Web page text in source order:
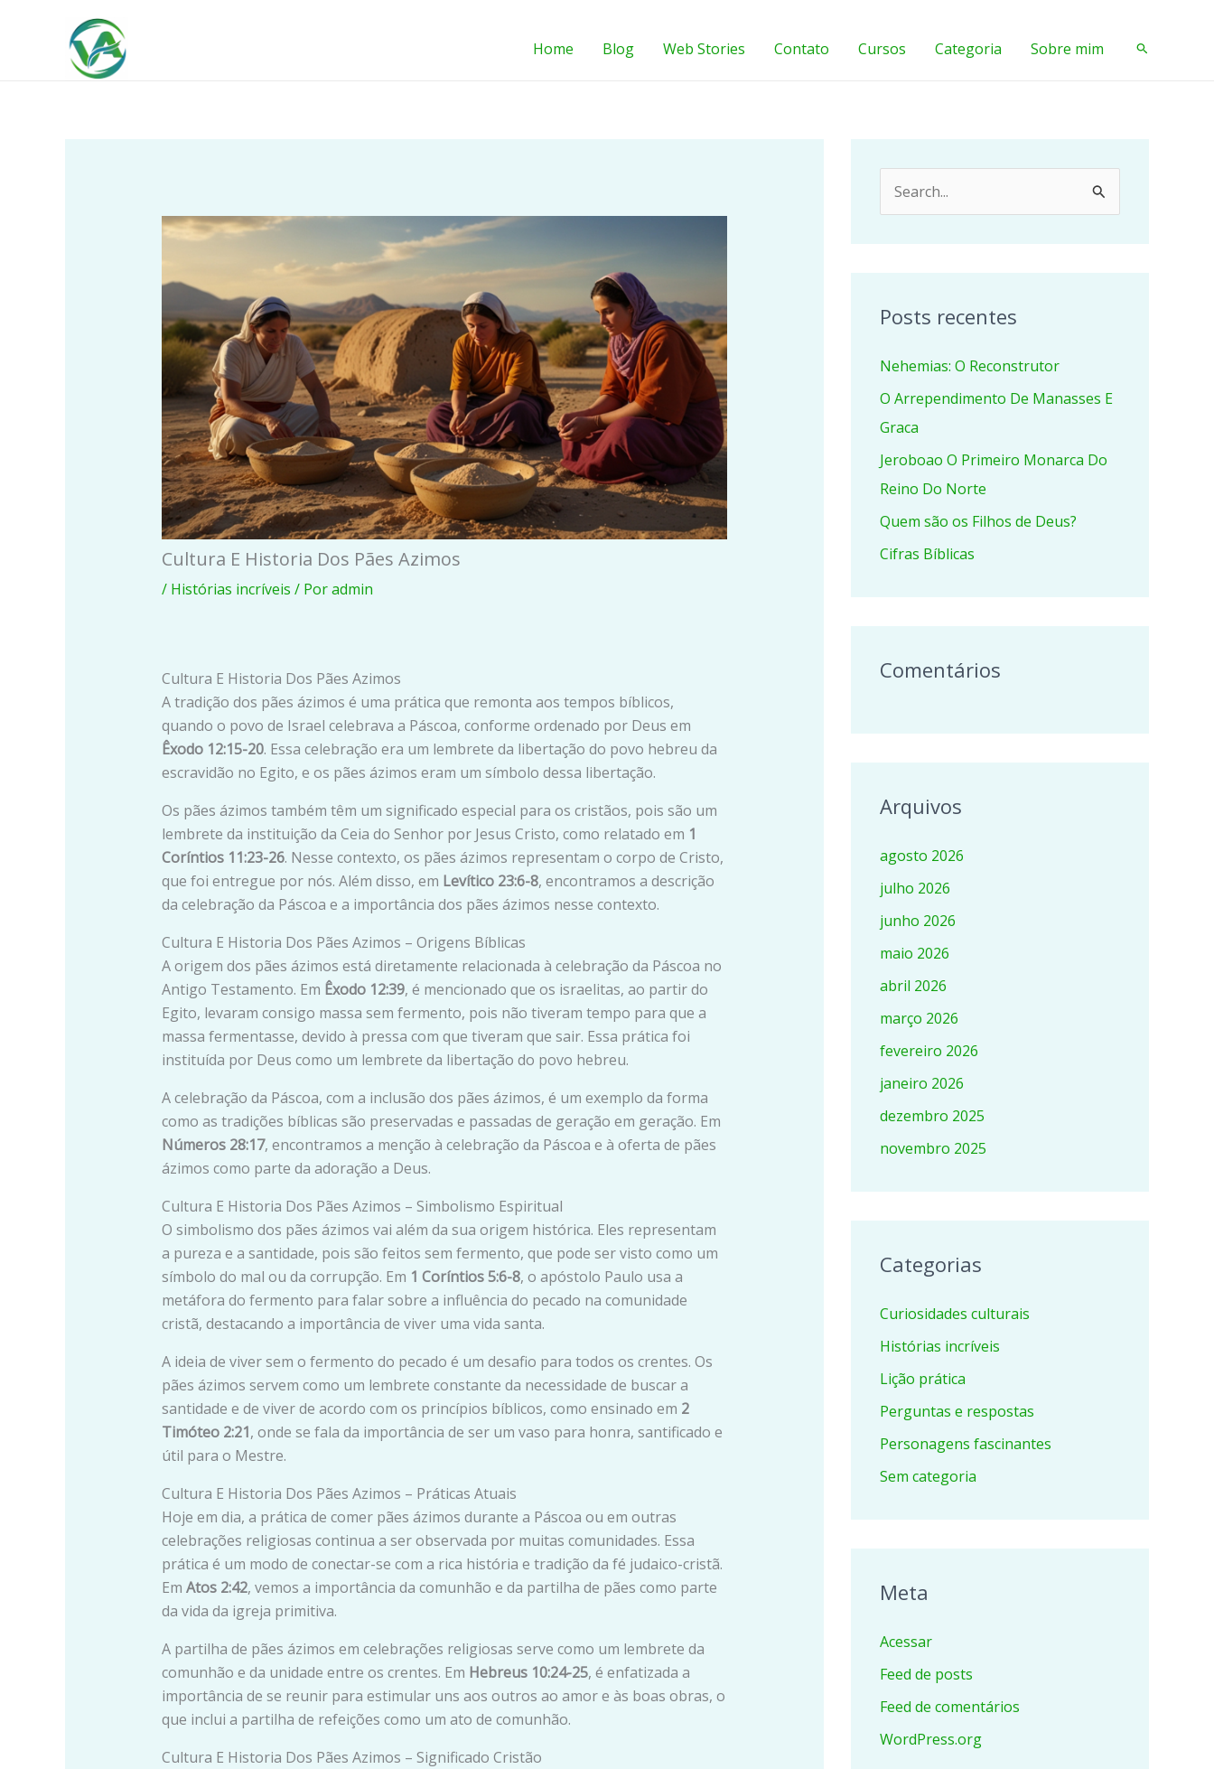
Home Blog Web Stories Contato Cursos Categoria Sobre mim Pesquisar
Cultura E Historia Dos Pães Azimos
/ Histórias incríveis / Poradmin
Cultura E Historia Dos Pães Azimos
A tradição dos pães ázimos é uma prática que remonta aos tempos bíblicos,
quando o povo de Israel celebrava a Páscoa, conforme ordenado por Deus em
Êxodo 12:15-20. Essa celebração era um lembrete da libertação do povo hebreu da
escravidão no Egito, e os pães ázimos eram um símbolo dessa libertação.
Os pães ázimos também têm um significado especial para os cristãos, pois são um
lembrete da instituição da Ceia do Senhor por Jesus Cristo, como relatado em 1
Coríntios 11:23-26. Nesse contexto, os pães ázimos representam o corpo de Cristo,
que foi entregue por nós. Além disso, em Levítico 23:6-8, encontramos a descrição
da celebração da Páscoa e a importância dos pães ázimos nesse contexto.
Cultura E Historia Dos Pães Azimos – Origens Bíblicas
A origem dos pães ázimos está diretamente relacionada à celebração da Páscoa no
Antigo Testamento. Em Êxodo 12:39, é mencionado que os israelitas, ao partir do
Egito, levaram consigo massa sem fermento, pois não tiveram tempo para que a
massa fermentasse, devido à pressa com que tiveram que sair. Essa prática foi
instituída por Deus como um lembrete da libertação do povo hebreu.
A celebração da Páscoa, com a inclusão dos pães ázimos, é um exemplo da forma
como as tradições bíblicas são preservadas e passadas de geração em geração. Em
Números 28:17, encontramos a menção à celebração da Páscoa e à oferta de pães
ázimos como parte da adoração a Deus.
Cultura E Historia Dos Pães Azimos – Simbolismo Espiritual
O simbolismo dos pães ázimos vai além da sua origem histórica. Eles representam
a pureza e a santidade, pois são feitos sem fermento, que pode ser visto como um
símbolo do mal ou da corrupção. Em 1 Coríntios 5:6-8, o apóstolo Paulo usa a
metáfora do fermento para falar sobre a influência do pecado na comunidade
cristã, destacando a importância de viver uma vida santa.
A ideia de viver sem o fermento do pecado é um desafio para todos os crentes. Os
pães ázimos servem como um lembrete constante da necessidade de buscar a
santidade e de viver de acordo com os princípios bíblicos, como ensinado em 2
Timóteo 2:21, onde se fala da importância de ser um vaso para honra, santificado e
útil para o Mestre.
Cultura E Historia Dos Pães Azimos – Práticas Atuais
Hoje em dia, a prática de comer pães ázimos durante a Páscoa ou em outras
celebrações religiosas continua a ser observada por muitas comunidades. Essa
prática é um modo de conectar-se com a rica história e tradição da fé judaico-cristã.
Em Atos 2:42, vemos a importância da comunhão e da partilha de pães como parte
da vida da igreja primitiva.
A partilha de pães ázimos em celebrações religiosas serve como um lembrete da
comunhão e da unidade entre os crentes. Em Hebreus 10:24-25, é enfatizada a
importância de se reunir para estimular uns aos outros ao amor e às boas obras, o
que inclui a partilha de refeições como um ato de comunhão.
Cultura E Historia Dos Pães Azimos – Significado Cristão
u
s
a
r
p
o
r
Posts recentes
Nehemias: O Reconstrutor
O Arrependimento De Manasses E
Graca
Jeroboao O Primeiro Monarca Do
Reino Do Norte
Quem são os Filhos de Deus?
Cifras Bíblicas
Comentários
Arquivos
agosto 2026
julho 2026
junho 2026
maio 2026
abril 2026
março 2026
fevereiro 2026
janeiro 2026
dezembro 2025
novembro 2025
Categorias
Curiosidades culturais
Histórias incríveis
Lição prática
Perguntas e respostas
Personagens fascinantes
Sem categoria
Meta
Acessar
Feed de posts
Feed de comentários
WordPress.org